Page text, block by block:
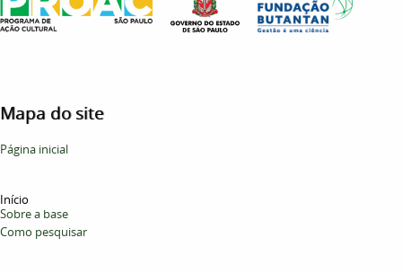
Mapa do site
Página inicial
Início
Sobre a base
Como pesquisar